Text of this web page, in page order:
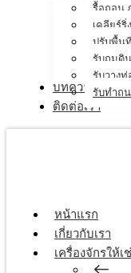
รื้อถอน
เคลียร์
ปรับพื้น
รับถมดิ
รับวางท่
รับทำถ
บทความ
ติดต่อเรา
หน้าแรก
เกี่ยวกับเรา
เครื่องจักรให้เ